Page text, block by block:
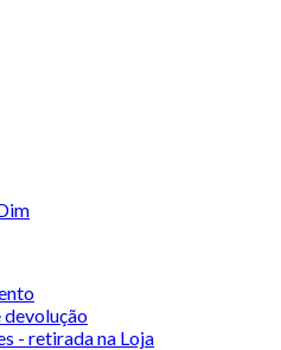
- retirada na Loja